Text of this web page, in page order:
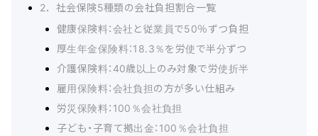
2．社会保険5種類の会社負担割合一覧
健康保険料：会社と従業員で50％ずつ負担
厚生年金保険料：18.3％を労使で半分ずつ
介護保険料：40歳以上のみ対象で労使折半
雇用保険料：会社負担の方が多い仕組み
労災保険料：100％会社負担
子ども・子育て拠出金：100％会社負担